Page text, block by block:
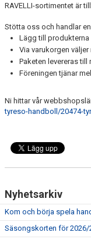
RAVELLI-sortimentet är
Stötta oss och handlar
Lägg till produkterna
Via varukorgen
Paketen levereras
Föreningen tjänar
Ni hittar vår
tyreso-handboll/20474-
Nyhetsarkiv
Kom och börja spela
Säsongskorten för 2026/